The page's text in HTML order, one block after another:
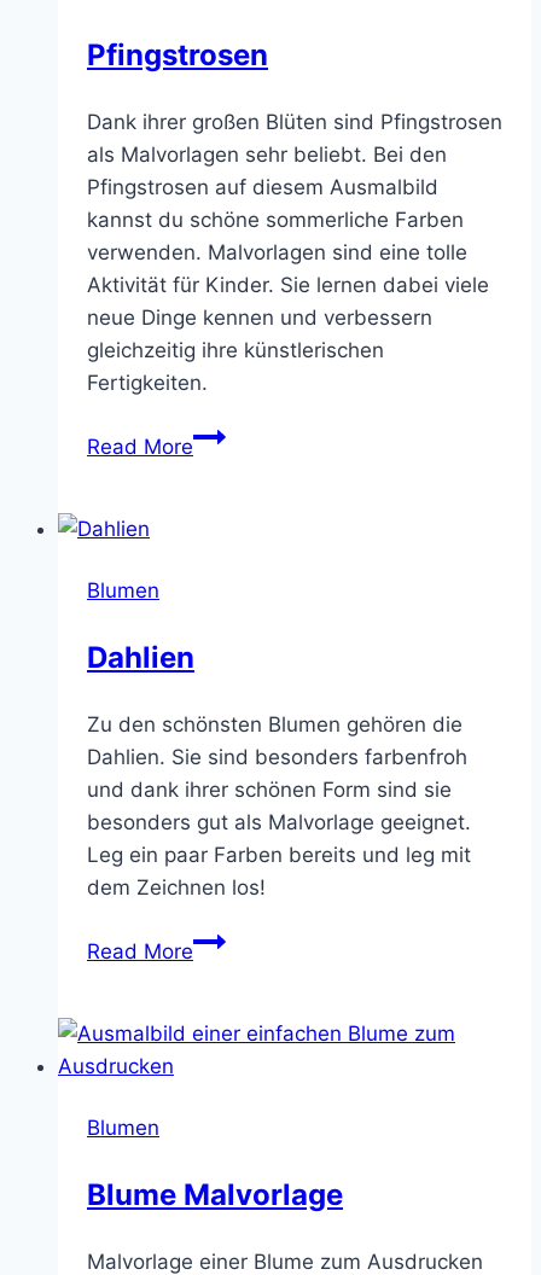
Pfingstrosen
Dank ihrer großen Blüten sind Pfingstrosen
als Malvorlagen sehr beliebt. Bei den
Pfingstrosen auf diesem Ausmalbild
kannst du schöne sommerliche Farben
verwenden. Malvorlagen sind eine tolle
Aktivität für Kinder. Sie lernen dabei viele
neue Dinge kennen und verbessern
gleichzeitig ihre künstlerischen
Fertigkeiten.
Read MorePfingstrosen
Blumen
Dahlien
Zu den schönsten Blumen gehören die
Dahlien. Sie sind besonders farbenfroh
und dank ihrer schönen Form sind sie
besonders gut als Malvorlage geeignet.
Leg ein paar Farben bereits und leg mit
dem Zeichnen los!
Read MoreDahlien
Blumen
Blume Malvorlage
Malvorlage einer Blume zum Ausdrucken